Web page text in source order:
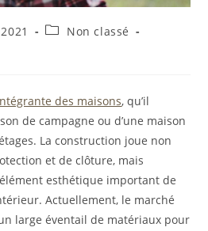
Non classé
des maisons, qu’il
de campagne ou d’une maison
La construction joue non
et de clôture, mais
esthétique important de
Actuellement, le marché
large éventail de matériaux pour